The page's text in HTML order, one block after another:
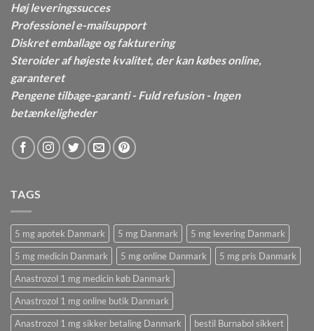
Høj leveringssucces
Professionel e-mailsupport
Diskret emballage og fakturering
Steroider af højeste kvalitet, der kan købes online,
garanteret
Pengene tilbage-garanti - Fuld refusion - Ingen
betænkeligheder
TAGS
5 mg apotek Danmark 5 mg Danmark
5 mg levering Danmark
5 mg medicin Danmark
5 mg online Danmark
5 mg pris Danmark
Anastrozol 1 mg medicin køb Danmark
Anastrozol 1 mg online butik Danmark
Anastrozol 1 mg sikker betaling Danmark
bestil Burnabol sikkert